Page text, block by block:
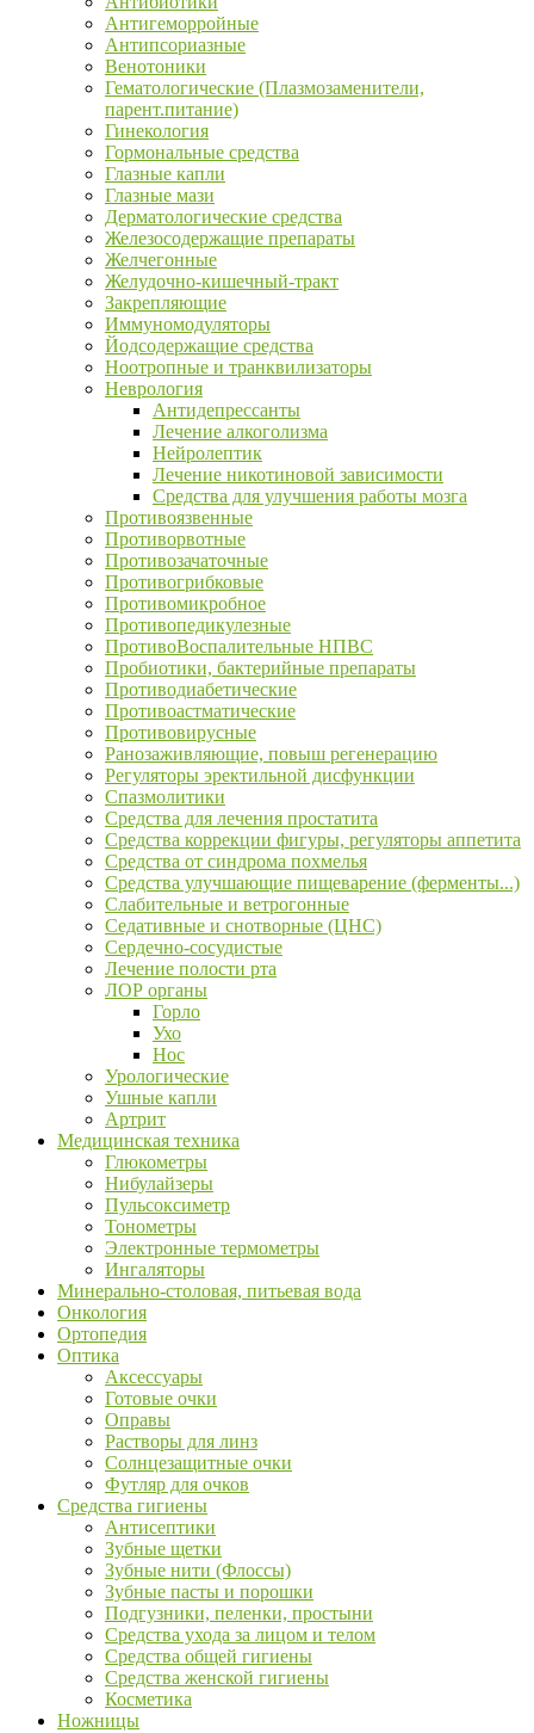
Антигеморройные
Антипсориазные
Венотоники
Гематологические (Плазмозаменители,
парент.питание)
Гинекология
Гормональные средства
Глазные капли
Глазные мази
Дерматологические средства
Железосодержащие препараты
Желчегонные
Желудочно-кишечный-тракт
Закрепляющие
Иммуномодуляторы
Йодсодержащие средства
Ноотропные и транквилизаторы
Неврология
Антидепрессанты
Лечение алкоголизма
Нейролептик
Лечение никотиновой зависимости
Средства для улучшения работы мозга
Противоязвенные
Противорвотные
Противозачаточные
Противогрибковые
Противомикробное
Противопедикулезные
ПротивоВоспалительные НПВС
Пробиотики, бактерийные препараты
Противодиабетические
Противоастматические
Противовирусные
Ранозаживляющие, повыш регенерацию
Регуляторы эректильной дисфункции
Спазмолитики
Средства для лечения простатита
Средства коррекции фигуры, регуляторы аппетита
Средства от синдрома похмелья
Средства улучшающие пищеварение (ферменты...)
Слабительные и ветрогонные
Седативные и снотворные (ЦНС)
Сердечно-сосудистые
Лечение полости рта
ЛОР органы
Горло
Ухо
Нос
Урологические
Ушные капли
Артрит
Медицинская техника
Глюкометры
Нибулайзеры
Пульсоксиметр
Тонометры
Электронные термометры
Ингаляторы
Минерально-столовая, питьевая вода
Онкология
Ортопедия
Оптика
Аксессуары
Готовые очки
Оправы
Растворы для линз
Солнцезащитные очки
Футляр для очков
Средства гигиены
Антисептики
Зубные щетки
Зубные нити (Флоссы)
Зубные пасты и порошки
Подгузники, пеленки, простыни
Средства ухода за лицом и телом
Средства общей гигиены
Средства женской гигиены
Косметика
Ножницы